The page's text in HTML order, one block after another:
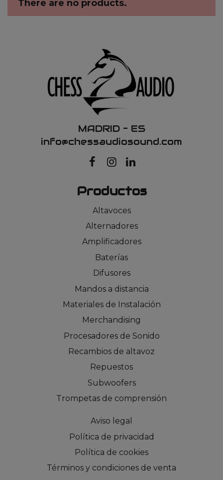
There are no products.
MADRID – ES
info@chessaudiosound.com
Productos
Altavoces
Alternadores
Amplificadores
Baterías
Difusores
Mandos a distancia
Materiales de Instalación
Merchandising
Procesadores de Sonido
Recambios de altavoz
Repuestos
Subwoofers
Trompetas de comprensión
Aviso legal
Política de privacidad
Política de cookies
Términos y condiciones de venta